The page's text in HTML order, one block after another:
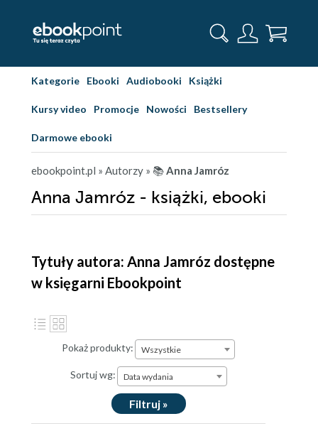
Kategorie Ebooki Audiobooki Książki
Kursy video Promocje Nowości Bestsellery
Darmowe ebooki
ebookpoint.pl » Autorzy » 📚Anna Jamróz
Anna Jamróz - książki, ebooki
Tytuły autora: Anna Jamróz dostępne
w księgarni Ebookpoint
Pokaż produkty: Wszystkie
Sortuj wg: Data wydania
Filtruj »